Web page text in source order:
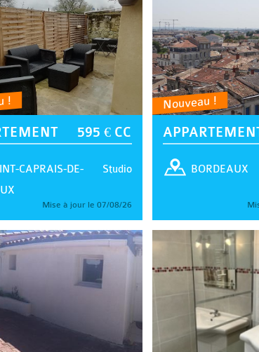
!
595 € CC
Studio
CAPRAIS-DE-
Mise à jour le 07/08/26
Nouveau !
BORDEAUX